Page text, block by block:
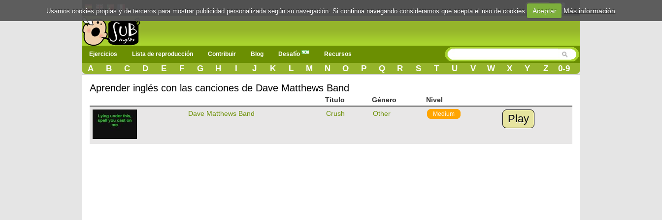
Login
Ejercicios Lista de reproducción Contribuir Blog Desafío Recursos
A B C D E F G H I J K L M N O P Q R S T U V W X Y Z 0-9
Aprender inglés con las canciones de Dave Matthews Band
Título Género
Nivel
Dave Matthews Band
Crush Other Medium Play
Usamos cookies propias y de terceros para mostrar publicidad personalizada según su navegación. Si continua navegando consideramos que acepta el uso de cookies Aceptar Más información